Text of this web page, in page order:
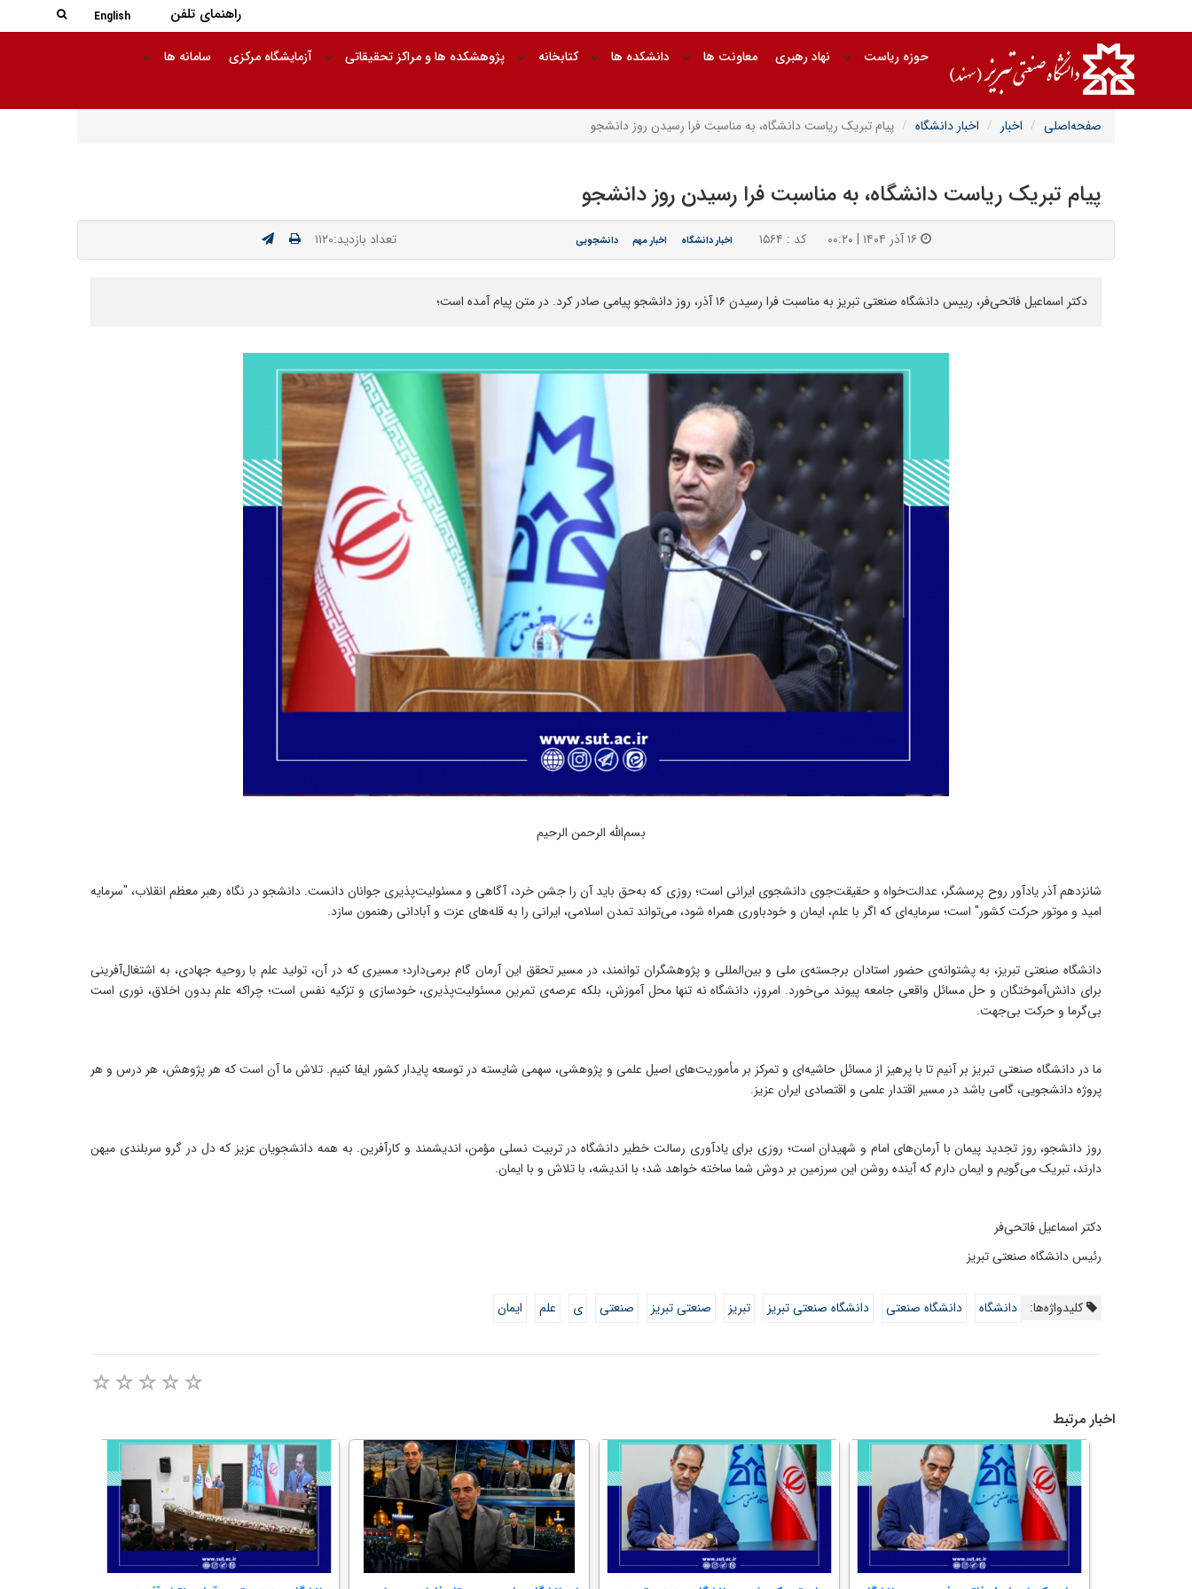
راهنمای تلفن جستجو English
حوزه ریاست نهاد رهبری معاونت ها دانشکده ها کتابخانه پژوهشکده ها و مراکز تحقیقاتی آزمایشگاه مرکزی سامانه ها
صفحه‌اصلی اخبار اخبار دانشگاه پیام تبریک ریاست دانشگاه، به مناسبت فرا رسیدن روز دانشجو
پیام تبریک ریاست دانشگاه، به مناسبت فرا رسیدن روز دانشجو
کد : ۱۵۶۴ اخبار دانشگاه اخبار مهم دانشجویی تعداد بازدید:۱۱۲۰
دکتر اسماعیل فاتحی‌فر، رییس دانشگاه صنعتی تبریز به مناسبت فرا رسیدن ۱۶ آذر، روز دانشجو پیامی صادر کرد. در متن پیام آمده است؛
بسم‌الله الرحمن الرحیم
شانزدهم آذر یادآور روح پرسشگر، عدالت‌خواه و حقیقت‌جوی دانشجوی ایرانی است؛ روزی که به‌حق باید آن را جشن خرد، آگاهی و مسئولیت‌پذیری جوانان دانست. دانشجو در نگاه رهبر معظم انقلاب، "سرمایه
امید و موتور حرکت کشور" است؛ سرمایه‌ای که اگر با علم، ایمان و خودباوری همراه شود، می‌تواند تمدن اسلامی، ایرانی را به قله‌های عزت و آبادانی رهنمون سازد.
دانشگاه صنعتی تبریز، به پشتوانه‌ی حضور استادان برجسته‌ی ملی و بین‌المللی و پژوهشگران توانمند، در مسیر تحقق این آرمان گام برمی‌دارد؛ مسیری که در آن، تولید علم با روحیه جهادی، به اشتغال‌آفرینی
برای دانش‌آموختگان و حل مسائل واقعی جامعه پیوند می‌خورد. امروز، دانشگاه نه تنها محل آموزش، بلکه عرصه‌ی تمرین مسئولیت‌پذیری، خودسازی و تزکیه نفس است؛ چراکه علم بدون اخلاق، نوری است
بی‌گرما و حرکت بی‌جهت.
ما در دانشگاه صنعتی تبریز بر آنیم تا با پرهیز از مسائل حاشیه‌ای و تمرکز بر مأموریت‌های اصیل علمی و پژوهشی، سهمی شایسته در توسعه پایدار کشور ایفا کنیم. تلاش ما آن است که هر پژوهش، هر درس و هر
پروژه دانشجویی، گامی باشد در مسیر اقتدار علمی و اقتصادی ایران عزیز.
روز دانشجو، روز تجدید پیمان با آرمان‌های امام و شهیدان است؛ روزی برای یادآوری رسالت خطیر دانشگاه در تربیت نسلی مؤمن، اندیشمند و کارآفرین. به همه دانشجویان عزیز که دل در گرو سربلندی میهن
دارند، تبریک می‌گویم و ایمان دارم که آینده روشن این سرزمین بر دوش شما ساخته خواهد شد؛ با اندیشه، با تلاش و با ایمان.
دکتر اسماعیل فاتحی‌فر
رئیس دانشگاه صنعتی تبریز
کلیدواژه‌ها: دانشگاه دانشگاه صنعتی دانشگاه صنعتی تبریز تبریز صنعتی تبریز صنعتی ی علم ایمان
اخبار مرتبط